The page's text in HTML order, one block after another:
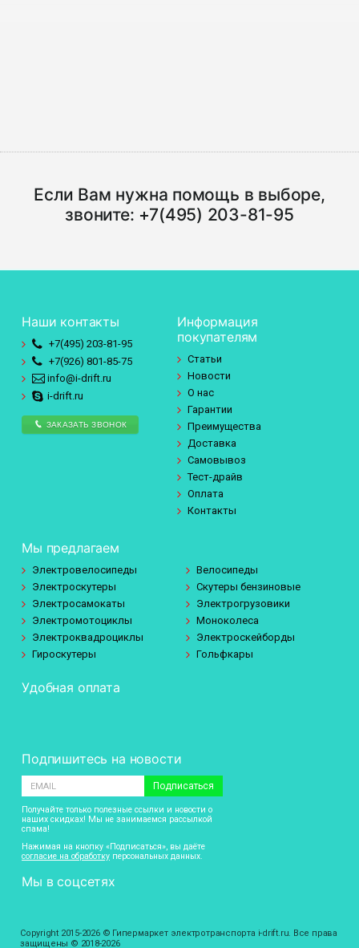
Если Вам нужна помощь в выборе,
звоните: +7(495) 203-81-95
Наши контакты
+7(495) 203-81-95
+7(926) 801-85-75
info@i-drift.ru
i-drift.ru
ЗАКАЗАТЬ ЗВОНОК
Информация
покупателям
Статьи
Новости
О нас
Гарантии
Преимущества
Доставка
Самовывоз
Тест-драйв
Оплата
Контакты
Мы предлагаем
Электровелосипеды
Велосипеды
Электроскутеры
Скутеры бензиновые
Электросамокаты
Электрогрузовики
Электромотоциклы
Моноколеса
Электроквадроциклы
Электроскейборды
Гироскутеры
Гольфкары
Удобная оплата
Подпишитесь на новости
Подписаться
Получайте только полезные ссылки и новости о
наших скидках! Мы не занимаемся рассылкой
спама!
Нажимая на кнопку «Подписаться», вы даёте
согласие на обработку персональных данных.
Мы в соцсетях
Copyright 2015-2026 © Гипермаркет электротранспорта i-drift.ru. Все права
защищены © 2018-2026